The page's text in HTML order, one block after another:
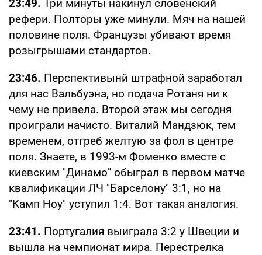
23:49.
Три минуты накинул словенский
рефери. Полторы уже минули. Мяч на нашей
половине поля. Французы убивают время
розыгрышами стандартов.
23:46. Перспективынй штрафной заработал
для нас Вальбуэна, но подача Ротаня ни к
чему не привела. Второй этаж мы сегодня
проиграли начисто. Виталий Мандзюк, тем
временем, отгреб желтую за фол в центре
поля. Знаете, в 1993-м Фоменко вместе с
киевским "Динамо" обыграл в первом матче
квалификации ЛЧ "Барселону" 3:1, но на
"Камп Ноу" уступил 1:4. Вот такая аналогия.
23:41. Португалия выиграла 3:2 у Швеции и
вышла на чемпионат мира. Перестрелка